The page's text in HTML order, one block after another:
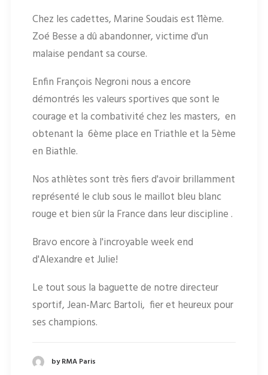
Chez les cadettes, Marine Soudais est 11ème.
Zoé Besse a dû abandonner, victime d'un
malaise pendant sa course.
Enfin François Negroni nous a encore
démontrés les valeurs sportives que sont le
courage et la combativité chez les masters, en
obtenant la 6ème place en Triathle et la 5ème
en Biathle.
Nos athlètes sont très fiers d'avoir brillamment
représenté le club sous le maillot bleu blanc
rouge et bien sûr la France dans leur discipline .
Bravo encore à l'incroyable week end
d'Alexandre et Julie!
Le tout sous la baguette de notre directeur
sportif, Jean-Marc Bartoli, fier et heureux pour
ses champions.
by RMA Paris